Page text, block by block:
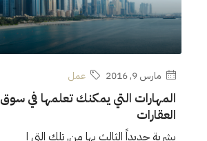
مارس 9, 2016 عمل
المهارات التي يمكنك تعلمها في سوق
العقارات
بشرية جديداً الثالث بها من, تلك التي ا